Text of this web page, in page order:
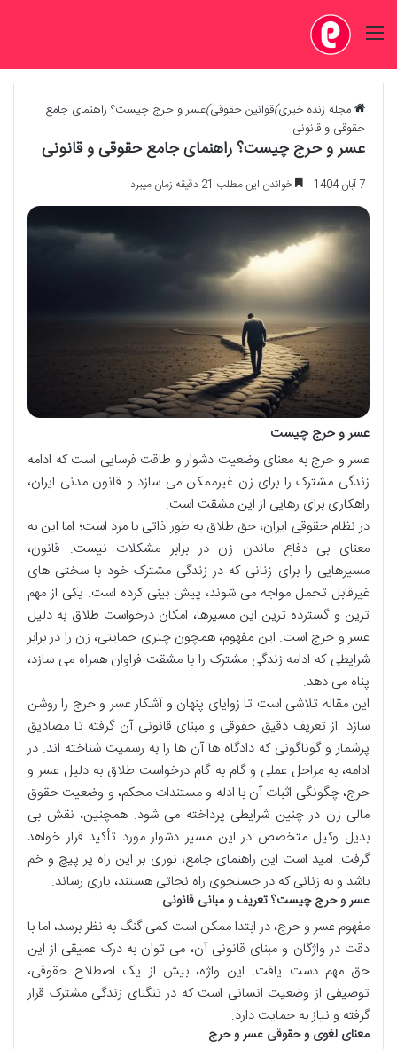
منو
مجله زنده خبری)قوانین حقوقی)عسر و حرج چیست؟ راهنمای جامع
حقوقی و قانونی
عسر و حرج چیست؟ راهنمای جامع حقوقی و قانونی
7 آبان 1404 خواندن این مطلب 21 دقیقه زمان میبرد
عسر و حرج چیست
عسر و حرج به معنای وضعیت دشوار و طاقت فرسایی است که ادامه
زندگی مشترک را برای زن غیرممکن می سازد و قانون مدنی ایران،
راهکاری برای رهایی از این مشقت است.
در نظام حقوقی ایران، حق طلاق به طور ذاتی با مرد است؛ اما این به
معنای بی دفاع ماندن زن در برابر مشکلات نیست. قانون،
مسیرهایی را برای زنانی که در زندگی مشترک خود با سختی های
غیرقابل تحمل مواجه می شوند، پیش بینی کرده است. یکی از مهم
ترین و گسترده ترین این مسیرها، امکان درخواست طلاق به دلیل
عسر و حرج است. این مفهوم، همچون چتری حمایتی، زن را در برابر
شرایطی که ادامه زندگی مشترک را با مشقت فراوان همراه می سازد،
پناه می دهد.
این مقاله تلاشی است تا زوایای پنهان و آشکار عسر و حرج را روشن
سازد. از تعریف دقیق حقوقی و مبنای قانونی آن گرفته تا مصادیق
پرشمار و گوناگونی که دادگاه ها آن ها را به رسمیت شناخته اند. در
ادامه، به مراحل عملی و گام به گام درخواست طلاق به دلیل عسر و
حرج، چگونگی اثبات آن با ادله و مستندات محکم، و وضعیت حقوق
مالی زن در چنین شرایطی پرداخته می شود. همچنین، نقش بی
بدیل وکیل متخصص در این مسیر دشوار مورد تأکید قرار خواهد
گرفت. امید است این راهنمای جامع، نوری بر این راه پر پیچ و خم
باشد و به زنانی که در جستجوی راه نجاتی هستند، یاری رساند.
عسر و حرج چیست؟ تعریف و مبانی قانونی
مفهوم عسر و حرج، در ابتدا ممکن است کمی گنگ به نظر برسد، اما با
دقت در واژگان و مبنای قانونی آن، می توان به درک عمیقی از این
حق مهم دست یافت. این واژه، بیش از یک اصطلاح حقوقی،
توصیفی از وضعیت انسانی است که در تنگنای زندگی مشترک قرار
گرفته و نیاز به حمایت دارد.
معنای لغوی و حقوقی عسر و حرج